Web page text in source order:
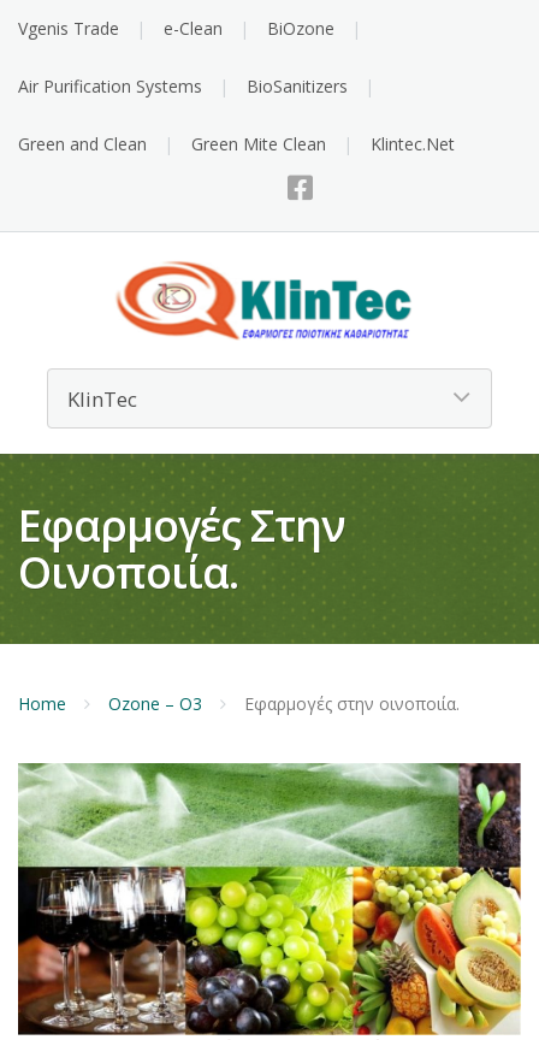
Vgenis Trade e-Clean BiOzone
Air Purification Systems BioSanitizers
Green and Clean Green Mite Clean Klintec.Net
Εφαρμογές Στην
Οινοποιία.
Home Ozone – O3 Εφαρμογές στην οινοποιία.